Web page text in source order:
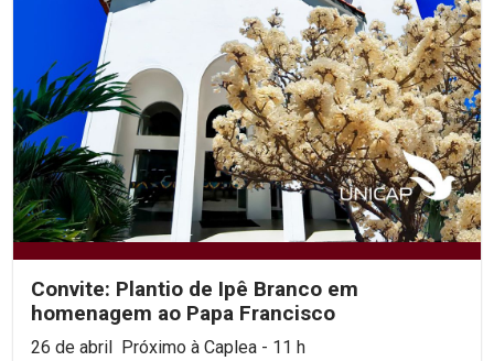
Convite: Plantio de Ipê Branco em
homenagem ao Papa Francisco
26 de abril Próximo à Caplea - 11 h